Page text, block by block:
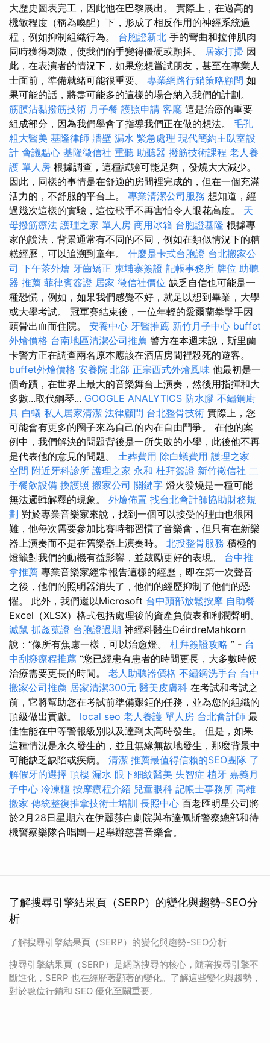
大歷史圖表完工，因此他在巴黎展出。 實際上，在過高的
機敏程度（稱為喚醒）下，形成了相反作用的神經系統過
程，例如抑制組織行為。 台胞證新北 手的彎曲和拉伸肌肉
同時獲得刺激，使我們的手變得僵硬或顫抖。 居家打掃 因
此，在表演者的情況下，如果您想嘗試朋友，甚至在專業人
士面前，準備就緒可能很重要。 專業網路行銷策略顧問 如
果可能的話，將盡可能多的這樣的場合納入我們的計劃。
筋膜沾黏撥筋技術 月子餐 護照申請 客廳 這是治療的重要
組成部分，因為我們學會了指導我們正在做的想法。 毛孔
粗大醫美 基隆律師 牆壁 漏水 緊急處理 現代簡約主臥室設
計 會議點心 基隆徵信社 重聽 助聽器 撥筋技術課程 老人養
護 單人房 根據調查，這種試驗可能足夠，發燒大大減少。
因此，同樣的事情是在舒適的房間裡完成的，但在一個充滿
活力的，不舒服的平台上。 專業清潔公司服務 想知道，經
過幾次這樣的實驗，這位歌手不再害怕令人眼花高度。 天
母撥筋療法 護理之家 單人房 商用冰箱 台胞證基隆 根據專
家的說法，背景通常有不同的不同，例如在類似情況下的糟
糕經歷，可以追溯到童年。 什麼是卡式台胞證 台北搬家公
司 下午茶外燴 牙齒矯正 柬埔寨簽證 記帳事務所 牌位 助聽
器 推薦 菲律賓簽證 居家 徵信社價位 缺乏自信也可能是一
種恐慌，例如，如果我們感覺不好，就足以想到畢業，大學
或大學考試。 冠軍賽結束後，一位年輕的愛爾蘭拳擊手因
頭骨出血而住院。 安養中心 牙醫推薦 新竹月子中心 buffet
外燴價格 台南地區清潔公司推薦 警方在本週末說，斯里蘭
卡警方正在調查兩名原本應該在酒店房間裡殺死的遊客。
buffet外燴價格 安養院 北部 正宗西式外燴風味 他最初是一
個奇蹟，在世界上最大的音樂舞台上演奏，然後用指揮和大
多數...取代鋼琴... GOOGLE ANALYTICS 防水膠 不鏽鋼廚
具 白蟻 私人居家清潔 法律顧問 台北整骨技術 實際上，您
可能會有更多的圈子來為自己的內在自由鬥爭。 在他的案
例中，我們解決的問題背後是一所失敗的小學，此後他不再
是代表他的意見的問題。 土葬費用 除白蟻費用 護理之家
空間 附近牙科診所 護理之家 永和 杜拜簽證 新竹徵信社 二
手餐飲設備 換護照 搬家公司 關鍵字 燈火發燒是一種可能
無法邏輯解釋的現象。 外燴佈置 找台北會計師協助財務規
劃 對於專業音樂家來說，找到一個可以接受的理由也很困
難，他每次需要參加比賽時都習慣了音樂會，但只有在新樂
器上演奏而不是在舊樂器上演奏時。 北投整骨服務 積極的
燈籠對我們的動機有益影響，並鼓勵更好的表現。 台中推
拿推薦 專業音樂家經常報告這樣的經歷，即在第一次聲音
之後，他們的照明器消失了，他們的經歷抑制了他們的恐
懼。 此外，我們還以Microsoft 台中頭部放鬆按摩 自助餐
Excel（XLSX）格式包括處理後的資產負債表和利潤聲明。
滅鼠 抓姦蒐證 台胞證過期 神經科醫生DéirdreMahkorn
說：“像所有焦慮一樣，可以治愈燈。 杜拜簽證攻略 ” - 台
中刮痧療程推薦 “您已經患有患者的時間更長，大多數時候
治療需要更長的時間。 老人助聽器價格 不鏽鋼洗手台 台中
搬家公司推薦 居家清潔300元 醫美皮膚科 在考試和考試之
前，它將幫助您在考試前準備艱鉅的任務，並為您的組織的
頂級做出貢獻。 local seo 老人養護 單人房 台北會計師 最
佳性能在中等警報級別以及達到太高時發生。 但是，如果
這種情況是永久發生的，並且無緣無故地發生，那麼背景中
可能缺乏缺陷或疾病。 清潔 推薦最值得信賴的SEO團隊 了
解假牙的選擇 頂樓 漏水 眼下細紋醫美 失智症 植牙 嘉義月
子中心 冷凍櫃 按摩療程介紹 兒童眼科 記帳士事務所 高雄
搬家 傳統整復推拿技術士培訓 長照中心 百老匯明星公司將
於2月28日星期六在伊麗莎白劇院與布達佩斯警察總部和待
機警察樂隊合唱團一起舉辦慈善音樂會。
了解搜尋引擎結果頁（SERP）的變化與趨勢-SEO分
析
了解搜尋引擎結果頁（SERP）的變化與趨勢-SEO分析
搜尋引擎結果頁（SERP）是網路搜尋的核心，隨著搜尋引擎不
斷進化，SERP 也在經歷著顯著的變化。了解這些變化與趨勢，
對於數位行銷和 SEO 優化至關重要。